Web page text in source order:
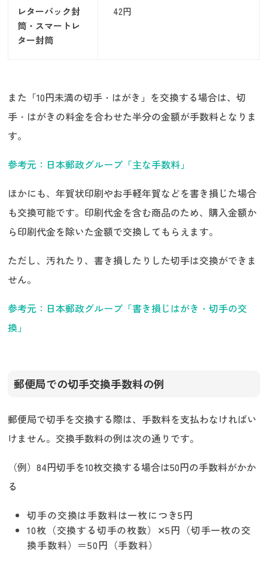
レターパック封
筒・スマートレ
ター封筒
42円
また「10円未満の切手・はがき」を交換する場合は、切
手・はがきの料金を合わせた半分の金額が手数料となりま
す。
参考元：日本郵政グループ「主な手数料」
ほかにも、年賀状印刷やお手軽年賀などを書き損じた場合
も交換可能です。印刷代金を含む商品のため、購入金額か
ら印刷代金を除いた金額で交換してもらえます。
ただし、汚れたり、書き損したりした切手は交換ができま
せん。
参考元：日本郵政グループ「書き損じはがき・切手の交
換」
郵便局での切手交換手数料の例
郵便局で切手を交換する際は、手数料を支払わなければい
けません。交換手数料の例は次の通りです。
（例）84円切手を10枚交換する場合は50円の手数料がかか
る
切手の交換は手数料は一枚につき5円
10枚（交換する切手の枚数）✕5円（切手一枚の交
換手数料）＝50円（手数料）